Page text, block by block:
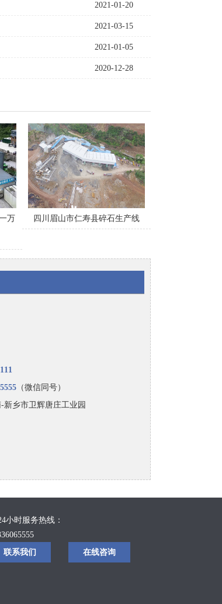
2021-01-20
2021-03-15
2021-01-05
2020-12-28
万 四川眉山市仁寿县碎石生产线
（微信同号）
乡市卫辉唐庄工业园
小时服务热线：
联系我们
在线咨询